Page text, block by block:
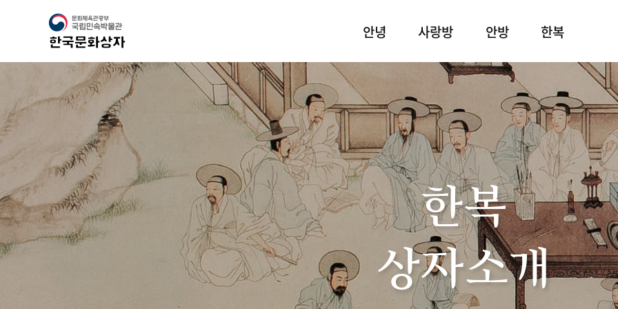
안녕 사랑방 안방 한복
한복
상자소개